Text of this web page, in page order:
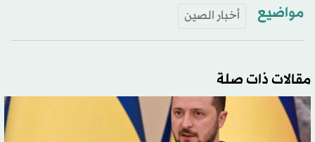
مواضيع أخبار الصين
مقالات ذات صلة